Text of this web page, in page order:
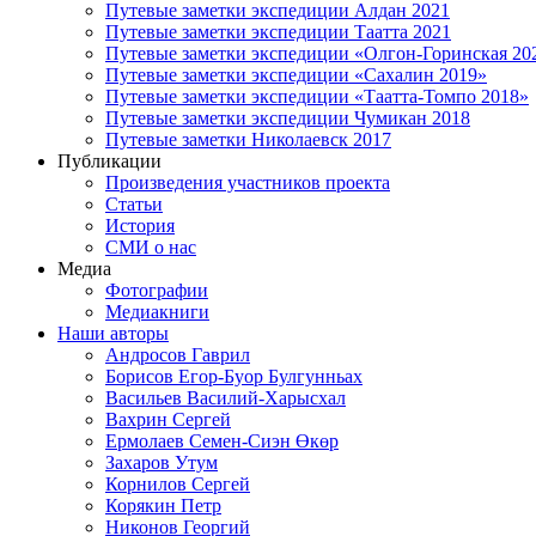
Путевые заметки экспедиции Алдан 2021
Путевые заметки экспедиции Таатта 2021
Путевые заметки экспедиции «Олгон-Горинская
Путевые заметки экспедиции «Сахалин 2019»
Путевые заметки экспедиции «Таатта-Томпо 2018»
Путевые заметки экспедиции Чумикан 2018
Путевые заметки Николаевск 2017
Публикации
Произведения участников проекта
Статьи
История
СМИ о нас
Медиа
Фотографии
Медиакниги
Наши авторы
Андросов Гаврил
Борисов Егор-Буор Булгунньах
Васильев Василий-Харысхал
Вахрин Сергей
Ермолаев Семен-Сиэн Өкөр
Захаров Утум
Корнилов Сергей
Корякин Петр
Никонов Георгий